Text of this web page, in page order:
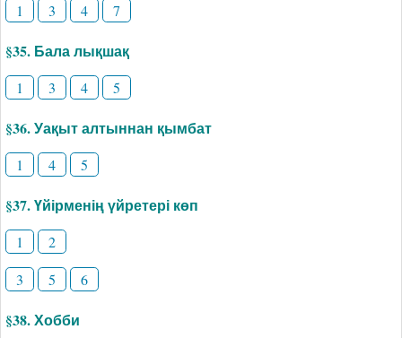
1 3 4 7
§35. Бала лықшақ
1 3 4 5
§36. Уақыт алтыннан қымбат
1 4 5
§37. Үйірменің үйретері көп
1
2
3
5 6
§38. Хобби